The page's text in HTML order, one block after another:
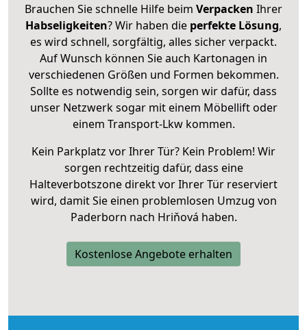
Brauchen Sie schnelle Hilfe beim Verpacken Ihrer
Habseligkeiten? Wir haben die perfekte Lösung,
es wird schnell, sorgfältig, alles sicher verpackt.
Auf Wunsch können Sie auch Kartonagen in
verschiedenen Größen und Formen bekommen.
Sollte es notwendig sein, sorgen wir dafür, dass
unser Netzwerk sogar mit einem Möbellift oder
einem Transport-Lkw kommen.
Kein Parkplatz vor Ihrer Tür? Kein Problem! Wir
sorgen rechtzeitig dafür, dass eine
Halteverbotszone direkt vor Ihrer Tür reserviert
wird, damit Sie einen problemlosen Umzug von
Paderborn nach Hriňová haben.
Kostenlose Angebote erhalten